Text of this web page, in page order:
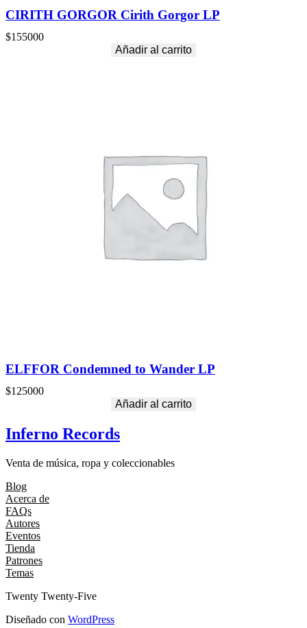
CIRITH GORGOR Cirith Gorgor LP
$155000
Añadir al carrito
ELFFOR Condemned to Wander LP
$125000
Añadir al carrito
Inferno Records
Venta de música, ropa y coleccionables
Blog
Acerca de
FAQs
Autores
Eventos
Tienda
Patrones
Temas
Twenty Twenty-Five
Diseñado con WordPress